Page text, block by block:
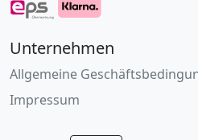
Unternehmen
Allgemeine
Impressum